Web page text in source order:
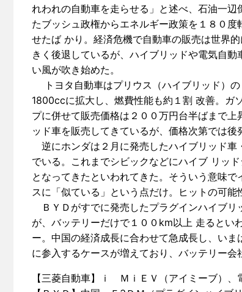
れわれの自動車を走らせる」と述べ、石油一辺
たブッシュ政権からエネルギー政策を１８０度
せたば かり。経済危機で自動車の販売は世界的
きく後退しているが、ハイブリッドや電気自動
い風が吹き始めた。
トヨタ自動車はプリウス（ハイブリッド）
1800ccに拡大し、燃費性能も約１割 改善。
プに併せて販売価格は２００万円台半ばまで
ッド車を販売してきているが、価格次第では後
逆にホンダは２月に発売したハイブリッド車
でいる。これまでシビックなどにハイブ リッ
となってきたといわれてきた。そういう意味
スに「似ている」という点だけ。ヒットの可能
ＢＹＤがすでに発売したプラグインハイブリ
が、バッテリーだけで１００km以上 走るとい
ー。中国の経済成長に合わせて急成長し、い
に参入するケースが増えており、バッテリー
【三菱自動車】ｉ ＭｉＥＶ（アイミーブ）、